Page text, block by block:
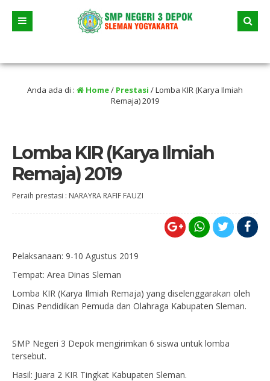
Anda ada di : Home/ Prestasi /Lomba KIR (Karya Ilmiah
Remaja) 2019
Lomba KIR (Karya Ilmiah
Remaja) 2019
Peraih prestasi : NARAYRA RAFIF FAUZI
Pelaksanaan: 9-10 Agustus 2019
Tempat: Area Dinas Sleman
Lomba KIR (Karya Ilmiah Remaja) yang diselenggarakan oleh
Dinas Pendidikan Pemuda dan Olahraga Kabupaten Sleman.
SMP Negeri 3 Depok mengirimkan 6 siswa untuk lomba
tersebut.
Hasil: Juara 2 KIR Tingkat Kabupaten Sleman.